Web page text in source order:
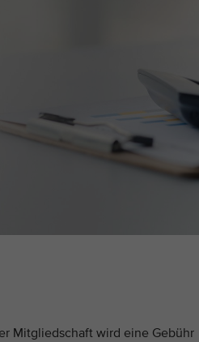
Mitgliedschaft wird eine Gebühr